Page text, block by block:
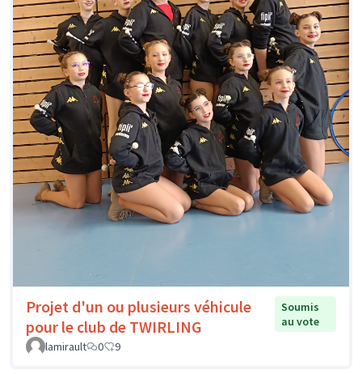
Projet d'un ou plusieurs véhicule
pour le club de TWIRLING
Soumis
au vote
lamirault
0 9